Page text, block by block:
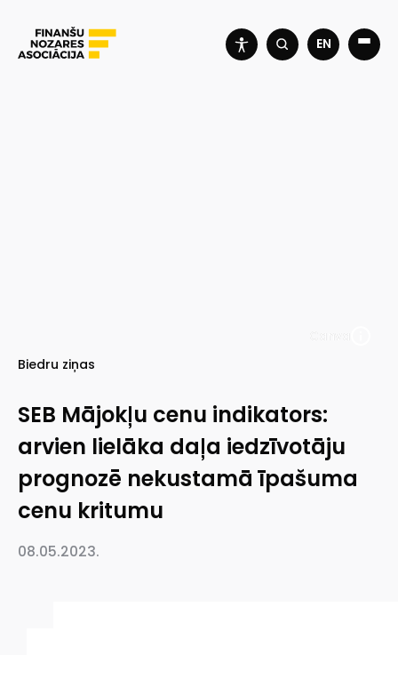
EN
Biedru ziņas
SEB Mājokļu cenu indikators:
arvien lielāka daļa iedzīvotāju
prognozē nekustamā īpašuma
cenu kritumu
08.05.2023.